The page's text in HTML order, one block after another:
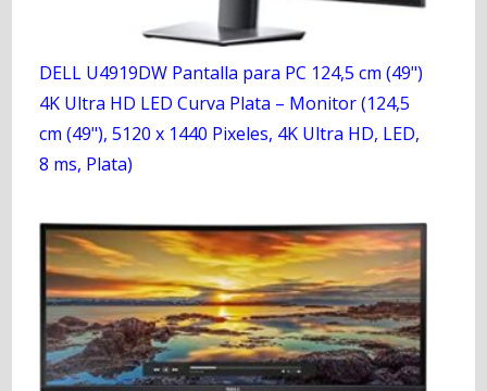
DELL U4919DW Pantalla para PC 124,5 cm (49")
4K Ultra HD LED Curva Plata – Monitor (124,5
cm (49"), 5120 x 1440 Pixeles, 4K Ultra HD, LED,
8 ms, Plata)